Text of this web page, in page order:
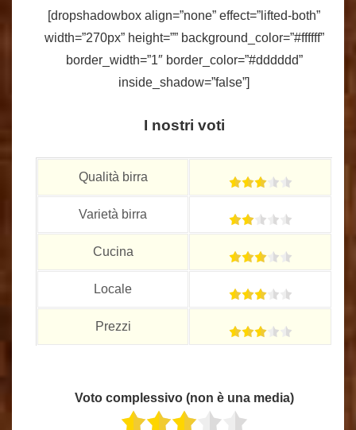
[dropshadowbox align=”none” effect=”lifted-both”
width=”270px” height=”” background_color=”#ffffff”
border_width=”1″ border_color=”#dddddd”
inside_shadow=”false”]
I nostri voti
Qualità birra
Varietà birra
Cucina
Locale
Prezzi
Voto complessivo (non è una media)